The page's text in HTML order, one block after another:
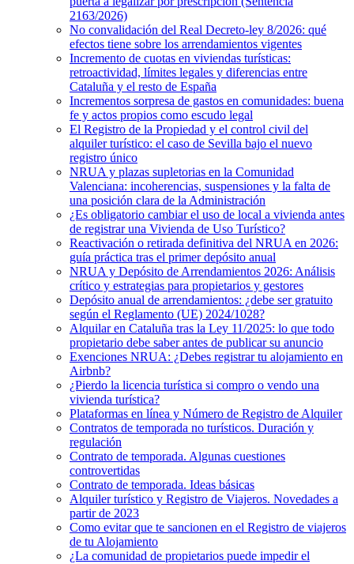
2163/2026)
No convalidación del Real Decreto-ley 8/2026: qué
efectos tiene sobre los arrendamientos vigentes
Incremento de cuotas en viviendas turísticas:
retroactividad, límites legales y diferencias entre
Cataluña y el resto de España
Incrementos sorpresa de gastos en comunidades: buena
fe y actos propios como escudo legal
El Registro de la Propiedad y el control civil del
alquiler turístico: el caso de Sevilla bajo el nuevo
registro único
NRUA y plazas supletorias en la Comunidad
Valenciana: incoherencias, suspensiones y la falta de
una posición clara de la Administración
¿Es obligatorio cambiar el uso de local a vivienda antes
de registrar una Vivienda de Uso Turístico?
Reactivación o retirada definitiva del NRUA en 2026:
guía práctica tras el primer depósito anual
NRUA y Depósito de Arrendamientos 2026: Análisis
crítico y estrategias para propietarios y gestores
Depósito anual de arrendamientos: ¿debe ser gratuito
según el Reglamento (UE) 2024/1028?
Alquilar en Cataluña tras la Ley 11/2025: lo que todo
propietario debe saber antes de publicar su anuncio
Exenciones NRUA: ¿Debes registrar tu alojamiento en
Airbnb?
¿Pierdo la licencia turística si compro o vendo una
vivienda turística?
Plataformas en línea y Número de Registro de Alquiler
Contratos de temporada no turísticos. Duración y
regulación
Contrato de temporada. Algunas cuestiones
controvertidas
Contrato de temporada. Ideas básicas
Alquiler turístico y Registro de Viajeros. Novedades a
partir de 2023
Como evitar que te sancionen en el Registro de viajeros
de tu Alojamiento
¿La comunidad de propietarios puede impedir el